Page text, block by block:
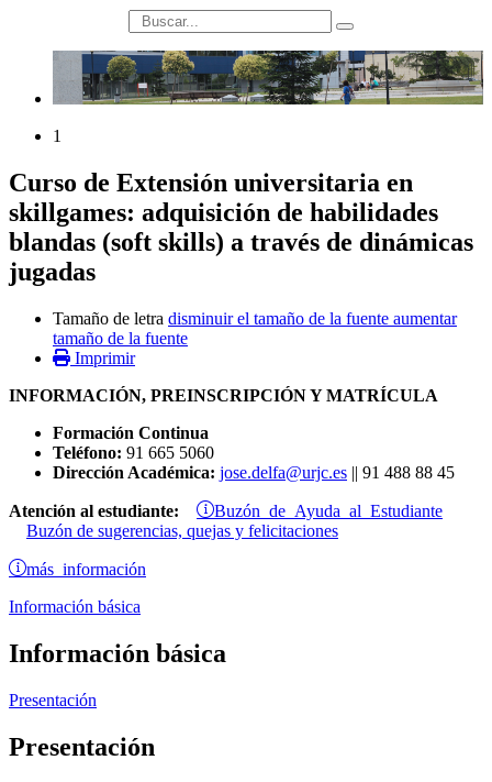
búsqueda
1
Curso de Extensión universitaria en
skillgames: adquisición de habilidades
blandas (soft skills) a través de dinámicas
jugadas
Tamaño de letra disminuir el tamaño de la fuente aumentar
tamaño de la fuente
Imprimir
INFORMACIÓN, PREINSCRIPCIÓN Y MATRÍCULA
Formación Continua
Teléfono: 91 665 5060
Dirección Académica: jose.delfa@urjc.es || 91 488 88 45
Atención al estudiante: Buzón de Ayuda al Estudiante
Buzón de sugerencias, quejas y felicitaciones
más información
Información básica
Información básica
Presentación
Presentación